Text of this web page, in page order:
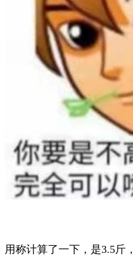
用称计算了一下，是3.5斤，